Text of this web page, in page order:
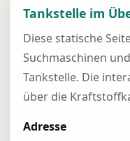
Tankstelle im
Diese statische
Suchmaschinen
Tankstelle. Die
über die
Adresse